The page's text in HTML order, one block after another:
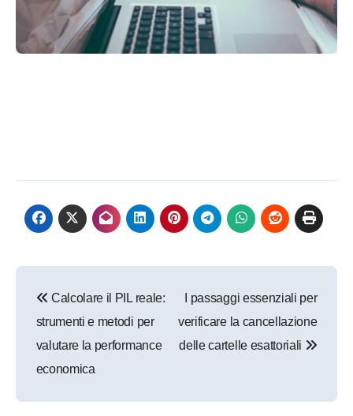
articoli
Calcolare il PIL reale:
strumenti e metodi per
valutare la performance
economica
I passaggi essenziali per
verificare la cancellazione
delle cartelle esattoriali